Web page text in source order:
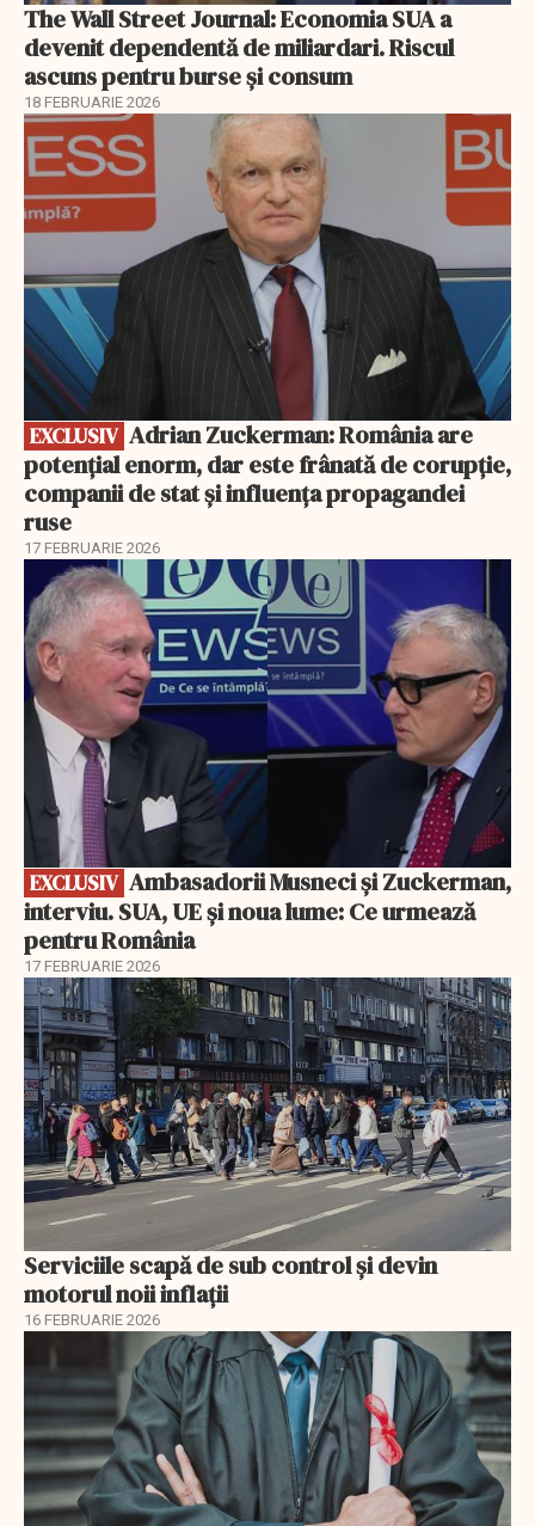
The Wall Street Journal: Economia SUA a
devenit dependentă de miliardari. Riscul
ascuns pentru burse și consum
18 FEBRUARIE 2026
EXCLUSIV
EXCLUSIV
potențial enorm, dar este frânată de corupție,
companii de stat și influența propagandei
ruse
17 FEBRUARIE 2026
EXCLUSIV
EXCLUSIV
interviu. SUA, UE și noua lume: Ce urmează
pentru România
17 FEBRUARIE 2026
Serviciile scapă de sub control și devin
motorul noii inflații
16 FEBRUARIE 2026